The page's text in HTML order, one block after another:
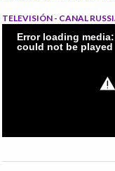
TELEVISIÓN - CANAL